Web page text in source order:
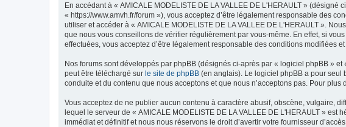
En accédant à « AMICALE MODELISTE DE LA VALLEE DE L'HERAULT »
« https://www.amvh.fr/forum »), vous acceptez d’être légalement responsable des
utiliser et accéder à « AMICALE MODELISTE DE LA VALLEE DE L'HERAULT ».
que nous vous conseillons de vérifier régulièrement par vous-même. En effet, si
effectuées, vous acceptez d’être légalement responsable des conditions modifiées
Nos forums sont développés par phpBB (désignés ci-après par « logiciel phpBB »
peut être téléchargé sur le site de phpBB (en anglais). Le logiciel phpBB a pour seul
conduite et du contenu que nous acceptons et que nous n’acceptons pas. Pour
Vous acceptez de ne publier aucun contenu à caractère abusif, obscène, vulgaire,
lequel le serveur de « AMICALE MODELISTE DE LA VALLEE DE L'HERAULT »
immédiat et définitif et nous nous réservons le droit d’avertir votre fournisseur